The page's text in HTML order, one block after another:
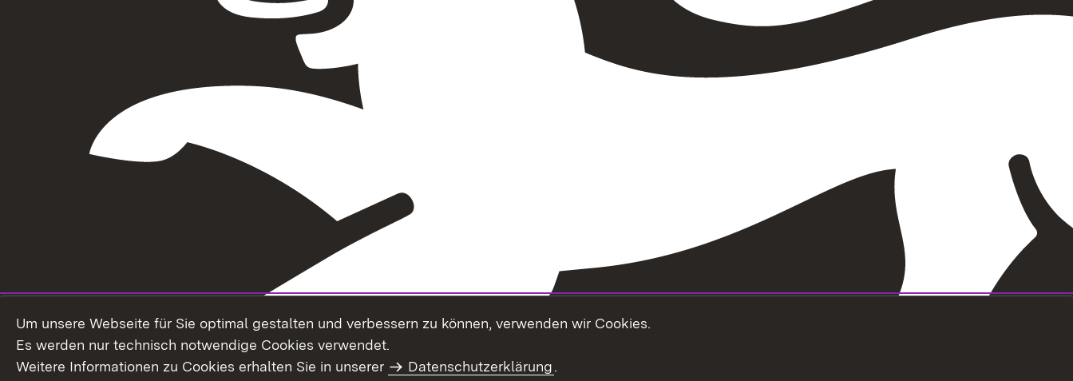
Um unsere Webseite für Sie optimal gestalten und verbessern zu können, verwenden wir Cookies.
Es werden nur technisch notwendige Cookies verwendet.
Weitere Informationen zu Cookies erhalten Sie in unserer
Datenschutzerklärung.